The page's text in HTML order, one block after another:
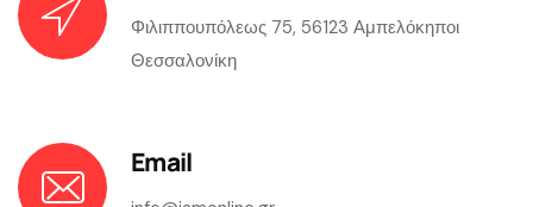
Φιλιππουπόλεως 75, 56123 Αμπελόκηποι
Θεσσαλονίκη
Email